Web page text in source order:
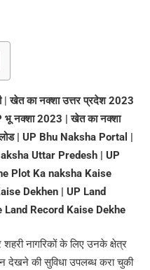
|खेत का नक्शा उत्तर प्रदेश 2023
भू नक्शा 2023 | खेत का नक्शा
| UP Bhu Naksha Portal |
Uttar Predesh | UP
Plot Ka naksha Kaise
Dekhen | UP Land
Land Record Kaise Dekhe
शहरी नागरिकों के लिए उनके क्षेत्र
देखने की सुविधा उपलब्ध करा चुकी